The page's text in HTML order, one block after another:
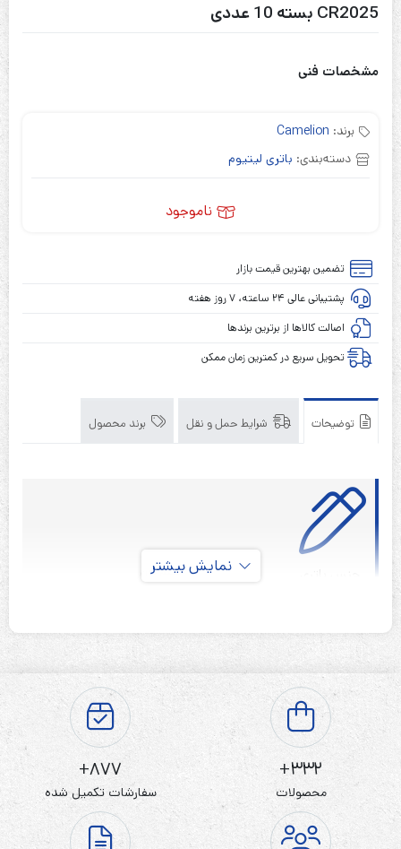
CR2025 بسته 10 عددی
مشخصات فنی
برند: Camelion
دسته‌بندی: باتری لیتیوم
ناموجود
تضمین بهترین قیمت بازار
پشتیبانی عالی ۲۴ ساعته، ۷ روز هفته
اصالت کالاها از برترین برندها
تحویل سریع در کمترین زمان ممکن
توضیحات شرایط حمل و نقل برند محصول
لیتیم یون
ولتاژ باتری
نوع ترمینال سر تخت
گارانتی ندارد
باتری سکه ای Camelion Lithium کملیون CR2025 بسته
نمایش بیشتر
332+
محصولات
877+
سفارشات تکمیل شده